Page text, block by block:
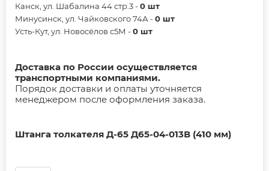
Канск, ул. Шабалина 44 стр.3 -0 шт
Минусинск, ул. Чайковского 74А -0 шт
Усть-Кут, ул. Новосёлов с5М -0 шт
Доставка по России осуществляется
транспортными компаниями.
Порядок доставки и оплаты уточняется
менеджером после оформления заказа.
Штанга толкателя Д-65 Д65-04-013В (410 мм)